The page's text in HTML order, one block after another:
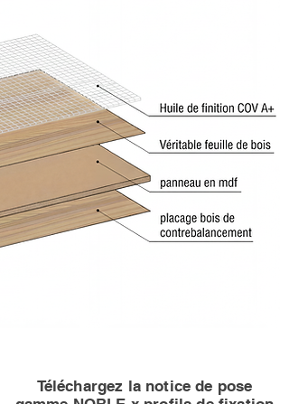
Téléchargez la notice de pose